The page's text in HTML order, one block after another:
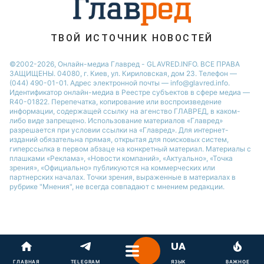
ТВОЙ ИСТОЧНИК НОВОСТЕЙ
©2002-2026, Онлайн-медиа Главред - GLAVRED.INFO. ВСЕ ПРАВА
ЗАЩИЩЕНЫ. 04080, г. Киев, ул. Кириловская, дом 23. Телефон —
(044) 490-01-01. Адрес электронной почты — info@glavred.info.
Идентификатор онлайн-медиа в Реестре cубъектов в сфере медиа —
R40-01822. Перепечатка, копирование или воспроизведение
информации, содержащей ссылку на агенство ГЛАВРЕД, в каком-
либо виде запрещено. Использование материалов «Главред»
разрешается при условии ссылки на «Главред». Для интернет-
изданий обязательна прямая, открытая для поисковых систем,
гиперссылка в первом абзаце на конкретный материал. Материалы с
плашками «Реклама», «Новости компаний», «Актуально», «Точка
зрения», «Официально» публикуются на коммерческих или
партнерских началах. Точки зрения, выраженные в материалах в
рубрике "Мнения", не всегда совпадают с мнением редакции.
ГЛАВНАЯ TELEGRAM ЯЗЫК ВАЖНОЕ